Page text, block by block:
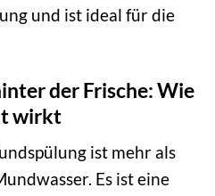
und ist ideal für die
der Frische: Wie
wirkt
ist mehr als
Es ist eine